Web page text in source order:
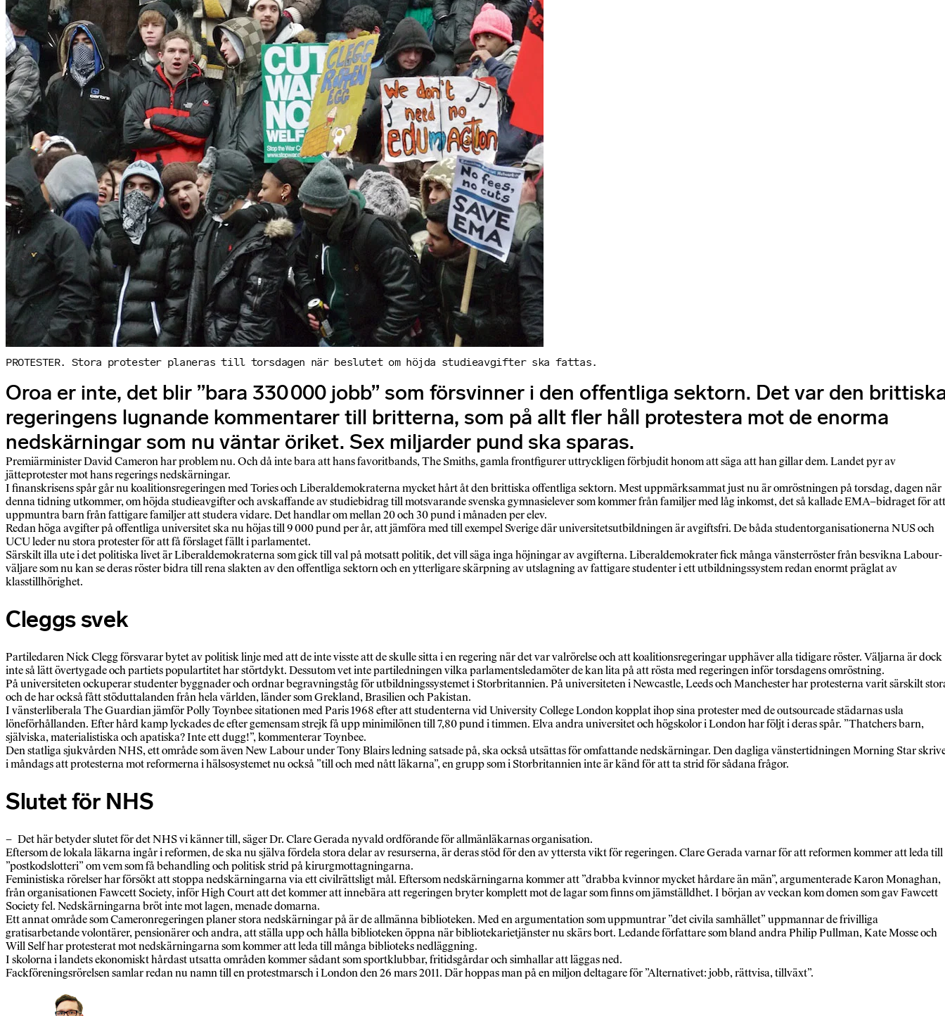
PROTESTER. Stora protester planeras till torsdagen när beslutet om höjda studieavgifter ska fattas.
Oroa er inte, det blir ”bara 330 000 jobb” som försvinner i den offentliga sektorn. Det var den
regeringens lugnande kommentarer till britterna, som på allt fler håll protestera mot de enorma
nedskärningar som nu väntar öriket. Sex miljarder pund ska sparas.
Premiärminister David Cameron har problem nu. Och då inte bara att hans favoritbands, The Smiths, gamla frontfigurer uttryckligen förbjudit honom att säga att han gillar dem. Landet pyr av
jätteprotester mot hans regerings nedskärningar.
I finanskrisens spår går nu koalitionsregeringen med Tories och Liberaldemokraterna mycket hårt åt den brittiska offentliga sektorn. Mest uppmärksammat just nu är omröstningen på torsdag, dagen när
denna tidning utkommer, om höjda studieavgifter och avskaffande av studiebidrag till motsvarande svenska gymnasielever som kommer från familjer med låg inkomst, det så kallade EMA–bidraget för att
uppmuntra barn från fattigare familjer att studera vidare. Det handlar om mellan 20 och 30 pund i månaden per elev.
Redan höga avgifter på offentliga universitet ska nu höjas till 9 000 pund per år, att jämföra med till exempel Sverige där universitetsutbildningen är avgiftsfri. De båda studentorganisationerna NUS och
UCU leder nu stora protester för att få förslaget fällt i parlamentet.
Särskilt illa ute i det politiska livet är Liberaldemokraterna som gick till val på motsatt politik, det vill säga inga höjningar av avgifterna. Liberaldemokrater fick många vänsterröster från besvikna Labour-
väljare som nu kan se deras röster bidra till rena slakten av den offentliga sektorn och en ytterligare skärpning av utslagning av fattigare studenter i ett utbildningssystem redan enormt präglat av
klasstillhörighet.
Cleggs svek
Partiledaren Nick Clegg försvarar bytet av politisk linje med att de inte visste att de skulle sitta i en regering när det var valrörelse och att koalitionsregeringar upphäver alla tidigare röster. Väljarna är dock
inte så lätt övertygade och partiets populartitet har störtdykt. Dessutom vet inte partiledningen vilka parlamentsledamöter de kan lita på att rösta med regeringen inför torsdagens omröstning.
På universiteten ockuperar studenter byggnader och ordnar begravningståg för utbildningssystemet i Storbritannien. På universiteten i Newcastle, Leeds och Manchester har protesterna varit särskilt
och de har också fått stöduttalanden från hela världen, länder som Grekland, Brasilien och Pakistan.
I vänsterliberala The Guardian jämför Polly Toynbee sitationen med Paris 1968 efter att studenterna vid University College London kopplat ihop sina protester med de outsourcade städarnas usla
löneförhållanden. Efter hård kamp lyckades de efter gemensam strejk få upp minimilönen till 7,80 pund i timmen. Elva andra universitet och högskolor i London har följt i deras spår. ”Thatchers barn,
själviska, materialistiska och apatiska? Inte ett dugg!”, kommenterar Toynbee.
Den statliga sjukvården NHS, ett område som även New Labour under Tony Blairs ledning satsade på, ska också utsättas för omfattande nedskärningar. Den dagliga vänstertidningen Morning Star
i måndags att protesterna mot reformerna i hälsosystemet nu också ”till och med nått läkarna”, en grupp som i Storbritannien inte är känd för att ta strid för sådana frågor.
Slutet för NHS
– Det här betyder slutet för det NHS vi känner till, säger Dr. Clare Gerada nyvald ordförande för allmänläkarnas organisation.
Eftersom de lokala läkarna ingår i reformen, de ska nu själva fördela stora delar av resurserna, är deras stöd för den av yttersta vikt för regeringen. Clare Gerada varnar för att reformen kommer att leda till
”postkodslotteri” om vem som få behandling och politisk strid på kirurgmottagningarna.
Feministiska rörelser har försökt att stoppa nedskärningarna via ett civilrättsligt mål. Eftersom nedskärningarna kommer att ”drabba kvinnor mycket hårdare än män”, argumenterade Karon Monaghan,
från organisationen Fawcett Society, inför High Court att det kommer att innebära att regeringen bryter komplett mot de lagar som finns om jämställdhet. I början av veckan kom domen som gav Fawcett
Society fel. Nedskärningarna bröt inte mot lagen, menade domarna.
Ett annat område som Cameronregeringen planer stora nedskärningar på är de allmänna biblioteken. Med en argumentation som uppmuntrar ”det civila samhället” uppmannar de frivilliga
gratisarbetande volontärer, pensionärer och andra, att ställa upp och hålla biblioteken öppna när bibliotekarietjänster nu skärs bort. Ledande författare som bland andra Philip Pullman, Kate Mosse och
Will Self har protesterat mot nedskärningarna som kommer att leda till många biblioteks nedläggning.
I skolorna i landets ekonomiskt hårdast utsatta områden kommer sådant som sportklubbar, fritidsgårdar och simhallar att läggas ned.
Fackföreningsrörelsen samlar redan nu namn till en protestmarsch i London den 26 mars 2011. Där hoppas man på en miljon deltagare för ”Alternativet: jobb, rättvisa, tillväxt”.